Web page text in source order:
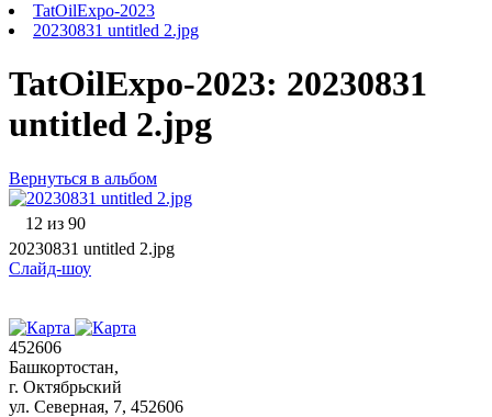
TatOilExpo-2023
20230831 untitled 2.jpg
TatOilExpo-2023: 20230831
untitled 2.jpg
Вернуться в альбом
12 из 90
20230831 untitled 2.jpg
Слайд-шоу
452606
Башкортостан,
г. Октябрьский
ул. Северная, 7, 452606